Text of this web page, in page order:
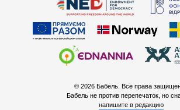
© 2026 Бабель. Все права
Бабель не против перепечаток, но
напишите в редакцию